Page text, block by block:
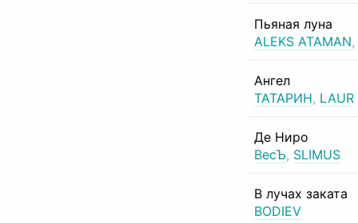
Пьяная луна
ALEKS ATAMAN,
Ангел
ТАТАРИН, LAUR
Де Ниро
ВесЪ, SLIMUS
В лучах заката
BODIEV